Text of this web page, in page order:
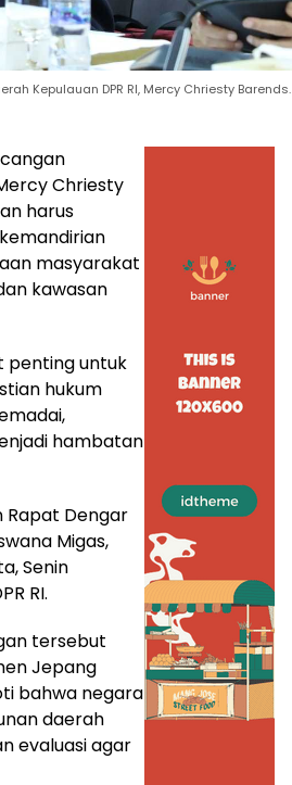
Kepulauan DPR RI, Mercy Chriesty Barends.
Chriesty
harus
masyarakat
kawasan
penting untuk
hukum
hambatan
Rapat Dengar
Migas,
Senin
RI.
tersebut
Jepang
bahwa negara
daerah
evaluasi agar